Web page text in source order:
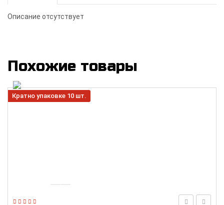
Описание отсутствует
Похожие товары
Кратно упаковке 10 шт.